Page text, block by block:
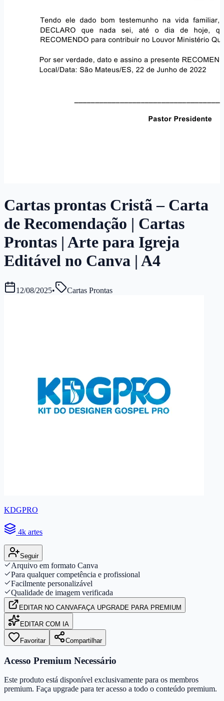
Cartas prontas Cristã – Carta
de Recomendação | Cartas
Prontas | Arte para Igreja
Editável no Canva | A4
12/08/2025• Cartas Prontas
KDGPRO
4k artes
Seguir
Arquivo em formato Canva
Para qualquer competência e profissional
Facilmente personalizável
Qualidade de imagem verificada
EDITAR NO CANVAFAÇA UPGRADE PARA PREMIUM
EDITAR COM IA
Favoritar Compartilhar
Acesso Premium Necessário
Este produto está disponível exclusivamente para os membros
premium. Faça upgrade para ter acesso a todo o conteúdo premium.